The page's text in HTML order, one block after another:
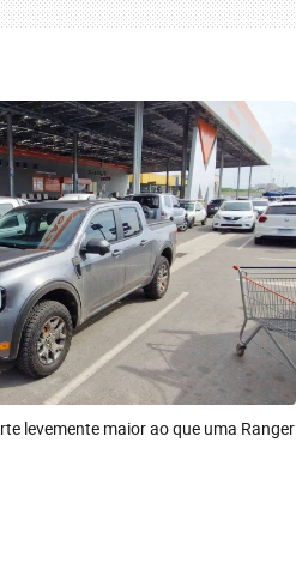
levemente maior ao que uma Ranger